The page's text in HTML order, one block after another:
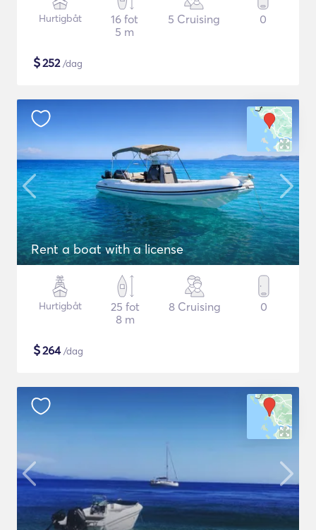
Hurtigbåt
16 fot
5 m
5 Cruising 0
$252/dag
Rent a boat with a license
Hurtigbåt
25 fot
8 m
8 Cruising 0
$264/dag